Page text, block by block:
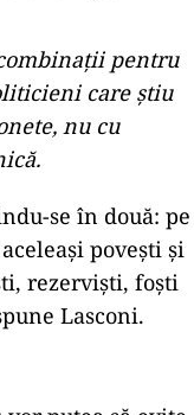
pentru
care știu
nu cu
se în două: pe
povești și
rezerviști, foști
Lasconi.